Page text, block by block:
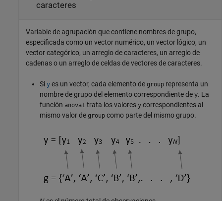
caracteres
Variable de agrupación que contiene nombres de grupo,
especificada como un vector numérico, un vector lógico, un
vector categórico, un arreglo de caracteres, un arreglo de
cadenas o un arreglo de celdas de vectores de caracteres.
Si y es un vector, cada elemento de group representa un
nombre de grupo del elemento correspondiente de y. La
función anova1 trata los valores y correspondientes al
mismo valor de group como parte del mismo grupo.